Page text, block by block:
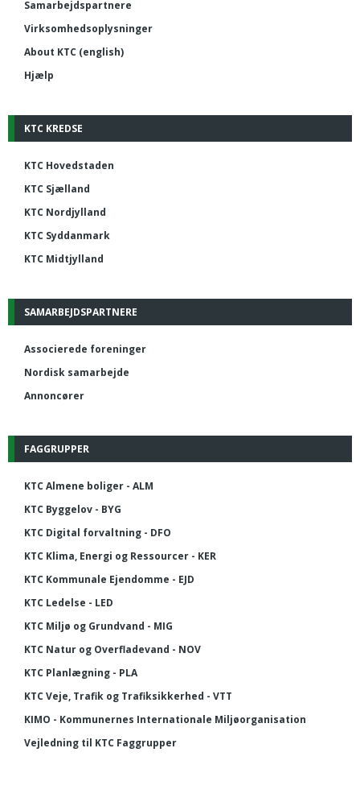
Samarbejdspartnere
Virksomhedsoplysninger
About KTC (english)
Hjælp
KTC KREDSE
KTC Hovedstaden
KTC Sjælland
KTC Nordjylland
KTC Syddanmark
KTC Midtjylland
SAMARBEJDSPARTNERE
Associerede foreninger
Nordisk samarbejde
Annoncører
FAGGRUPPER
KTC Almene boliger - ALM
KTC Byggelov - BYG
KTC Digital forvaltning - DFO
KTC Klima, Energi og Ressourcer - KER
KTC Kommunale Ejendomme - EJD
KTC Ledelse - LED
KTC Miljø og Grundvand - MIG
KTC Natur og Overfladevand - NOV
KTC Planlægning - PLA
KTC Veje, Trafik og Trafiksikkerhed - VTT
KIMO - Kommunernes Internationale Miljøorganisation
Vejledning til KTC Faggrupper